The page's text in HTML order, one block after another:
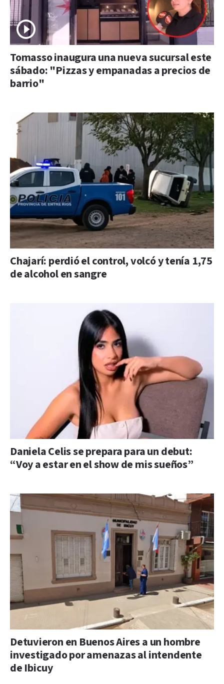
Tomasso inaugura una nueva sucursal este
sábado: "Pizzas y empanadas a precios de
barrio"
Chajarí: perdió el control, volcó y tenía 1,75
de alcohol en sangre
Daniela Celis se prepara para un debut:
“Voy a estar en el show de mis sueños”
Detuvieron en Buenos Aires a un hombre
investigado por amenazas al intendente
de Ibicuy